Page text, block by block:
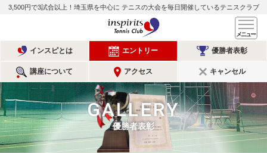
3,500円で3試合以上！埼玉県を中心に テニスの大会を毎日開催しているテニスクラブ
インスピリッツテニスクラ
インスピとは エントリー 優勝者表彰
講座について アクセス キャンセル
GALLERY
優勝者表彰